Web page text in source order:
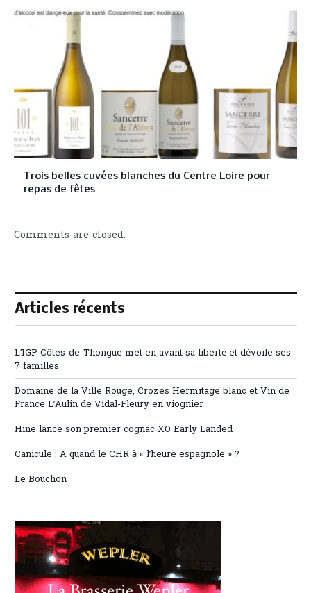
Trois belles cuvées blanches du Centre Loire pour
repas de fêtes
Comments are closed.
Articles récents
L’IGP Côtes-de-Thongue met en avant sa liberté et dévoile ses
7 familles
Domaine de la Ville Rouge, Crozes Hermitage blanc et Vin de
France L’Aulin de Vidal-Fleury en viognier
Hine lance son premier cognac XO Early Landed
Canicule : A quand le CHR à « l’heure espagnole » ?
Le Bouchon